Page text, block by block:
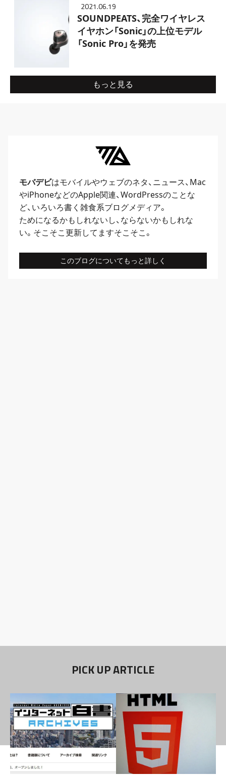
2021.06.19
SOUNDPEATS、完全ワイヤレス
イヤホン「Sonic」の上位モデル
「Sonic Pro」を発売
もっと見る
モバデビはモバイルやウェブのネタ、 ニュース、 Mac
やiPhoneなどのApple関連、WordPressのことな
ど、いろいろ書く雑食系ブログメディア。
ためになるかもしれないし、ならないかもしれな
い。そこそこ更新してますそこそこ。
このブログについてもっと詳しく
PICK UP ARTICLE